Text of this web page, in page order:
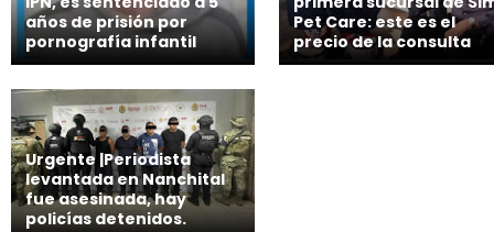
años de prisión por
pornografía infantil
Pet Care: este es el
precio de la consulta
Urgente |Periodista
levantada en Nanchital
fue asesinada, hay
policías detenidos.